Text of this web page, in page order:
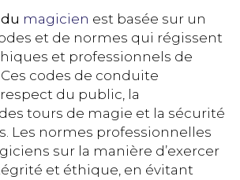
magicien est basée sur un
et de normes qui régissent
et professionnels de
codes de conduite
du public, la
tours de magie et la sécurité
Les normes professionnelles
sur la manière d’exercer
et éthique, en évitant